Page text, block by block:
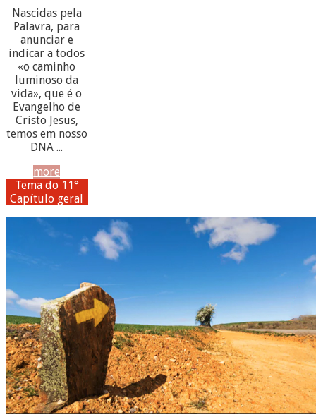
Nascidas pela
Palavra, para
anunciar e
indicar a todos
«o caminho
luminoso da
vida», que é o
Evangelho de
Cristo Jesus,
temos em nosso
DNA ...
more
Tema do 11°
Capítulo geral